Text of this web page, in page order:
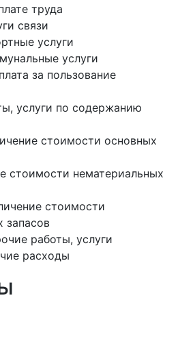
труда
связи
услуги
услуги
за пользование
услуги по содержанию
стоимости основных
стоимости нематериальных
стоимости
запасов
работы, услуги
расходы